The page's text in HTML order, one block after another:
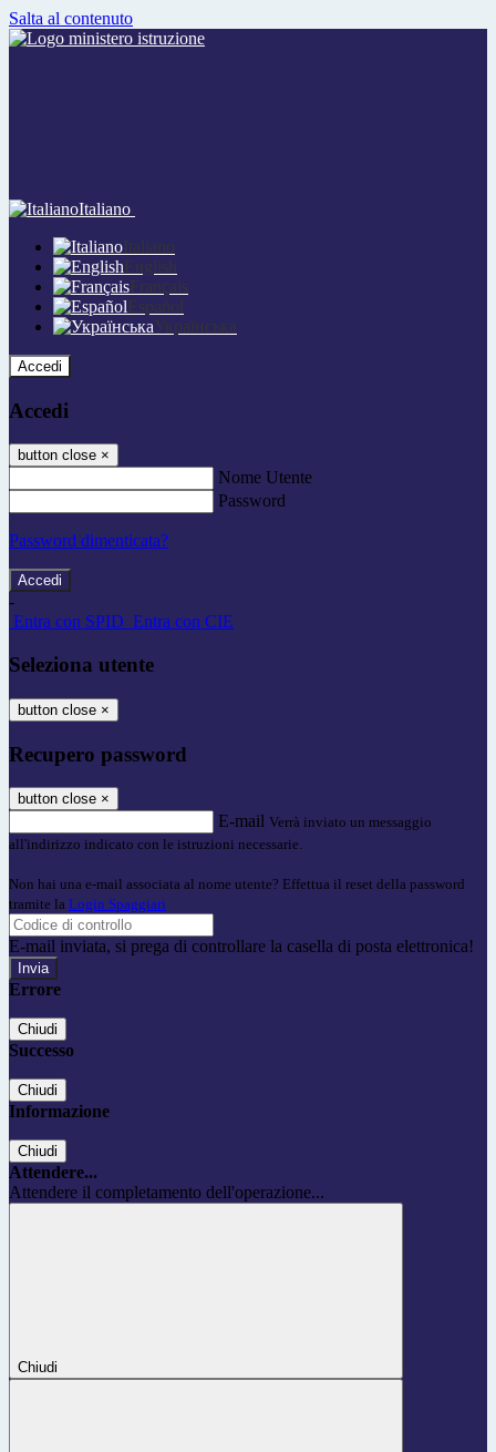
Salta al contenuto
Italiano
Italiano
English
Français
Español
Українська
Accedi
Accedi
button close ×
Nome Utente
Password
Password dimenticata?
-
Entra con SPID Entra con CIE
Seleziona utente
button close ×
Recupero password
button close ×
E-mail Verrà inviato un messaggio
all'indirizzo indicato con le istruzioni necessarie.
Non hai una e-mail associata al nome utente? Effettua il reset della password
tramite la Login Spaggiari
E-mail inviata, si prega di controllare la casella di posta elettronica!
Errore
Chiudi
Successo
Chiudi
Informazione
Chiudi
Attendere...
Attendere il completamento dell'operazione...
Chiudi